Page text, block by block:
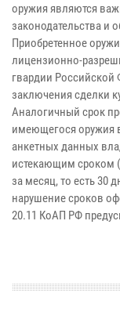
оружия являются
законодательства и
Приобретенное
лицензионно-
гвардии Российской
заключения сделки
Аналогичный срок
имеющегося оружия
анкетных данных
истекающим сроком
за месяц, то есть 30
нарушение сроков
20.11 КоАП РФ